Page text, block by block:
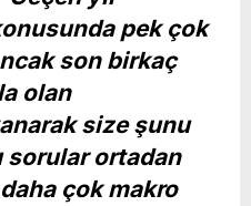
pek çok
son birkaç
olan
size şunu
ortadan
çok makro